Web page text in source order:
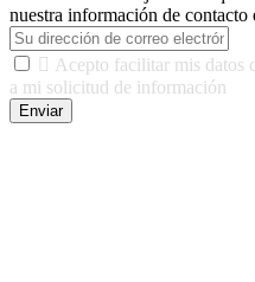
nuestra información de contacto
 Acepto facilitar mis datos
a mi solicitud de información
Enviar